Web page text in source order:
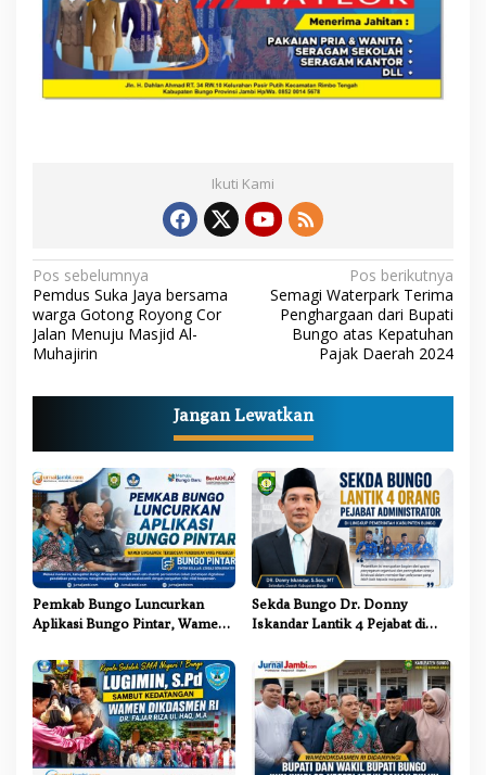
Ikuti Kami
N
a
v
g
s
i
p
o
s
Pos sebelumnya
Pemdus Suka Jaya bersama
warga Gotong Royong Cor
Jalan Menuju Masjid Al-
Muhajirin
Pos berikutnya
Semagi Waterpark Terima
Penghargaan dari Bupati
Bungo atas Kepatuhan
Pajak Daerah 2024
Jangan Lewatkan
Pemkab Bungo Luncurkan
Aplikasi Bungo Pintar, Wamen
Pendidikan yang Progresif
Sekda Bungo Dr. Donny
Iskandar Lantik 4 Pejabat di